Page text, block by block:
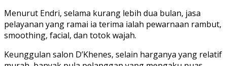
Menurut Endri, selama kurang lebih dua bulan, jasa
pelayanan yang ramai ia terima ialah pewarnaan rambut,
smoothing, facial, dan totok wajah.
Keunggulan salon D’Khenes, selain harganya yang relatif